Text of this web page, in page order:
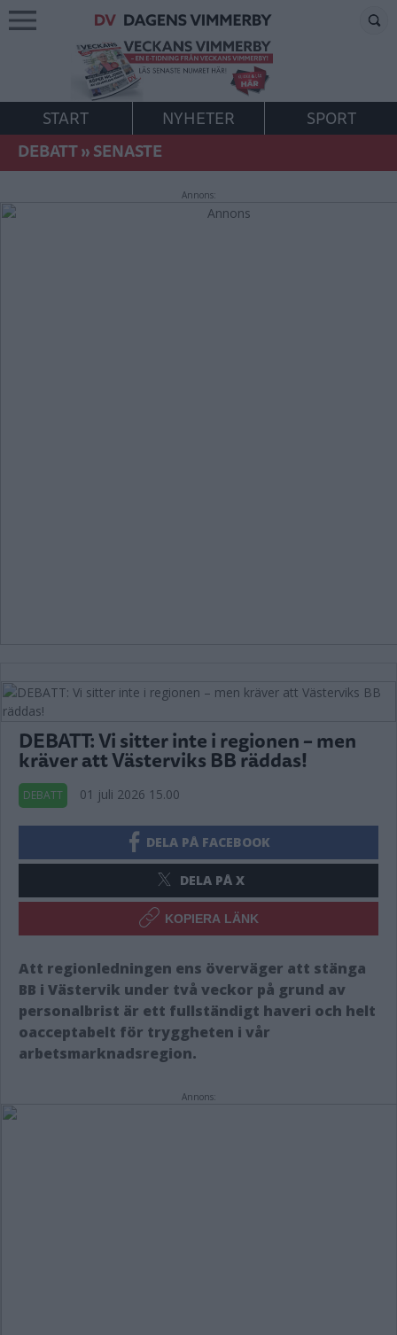
START NYHETER
SPORT
DEBATT»SENASTE
Annons:
DEBATT: Vi sitter inte i regionen – men
kräver att Västerviks BB räddas!
DEBATT 01 juli 2026 15.00
DELA PÅ FACEBOOK
DELA PÅ X
KOPIERA LÄNK
​Att regionledningen ens överväger att stänga
BB i Västervik under två veckor på grund av
personalbrist är ett fullständigt haveri och helt
oacceptabelt för tryggheten i vår
arbetsmarknadsregion.
Annons: